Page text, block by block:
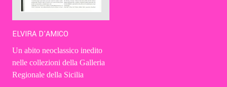
ELVIRA D'AMICO
Un abito neoclassico inedito
nelle collezioni della Galleria
Regionale della Sicilia